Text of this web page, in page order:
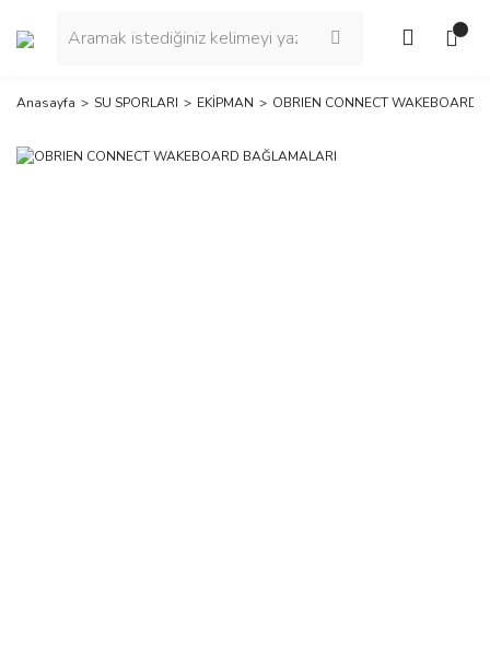
Anasayfa SU SPORLARI EKİPMAN OBRIEN CONNECT WAKEBOARD